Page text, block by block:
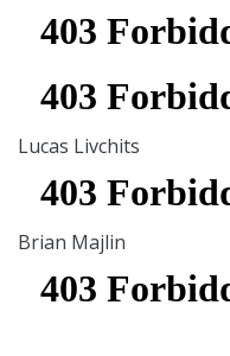
Lucas Livchits
Brian Majlin